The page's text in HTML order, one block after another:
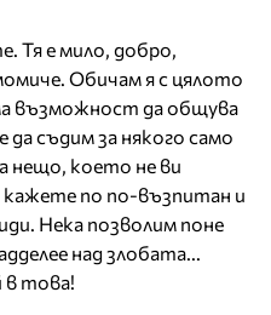
Тя е мило, добро,
Обичам я с цялото
възможност да общува
да съдим за някого само
нещо, което не ви
кажете по по-възпитан и
Нека позволим поне
над злобата...
в това!